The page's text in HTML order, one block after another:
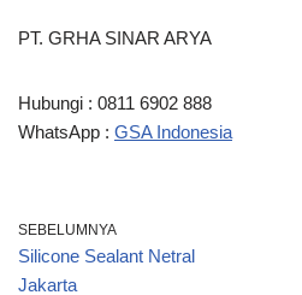
PT. GRHA SINAR ARYA
Hubungi : 0811 6902 888
WhatsApp : GSA Indonesia
SEBELUMNYA
Silicone Sealant Netral
Jakarta